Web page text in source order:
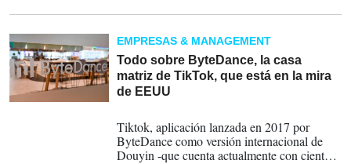
EMPRESAS & MANAGEMENT
Todo sobre ByteDance, la casa
matriz de TikTok, que está en la mira
de EEUU
Tiktok, aplicación lanzada en 2017 por
ByteDance como versión internacional de
Douyin -que cuenta actualmente con cientos